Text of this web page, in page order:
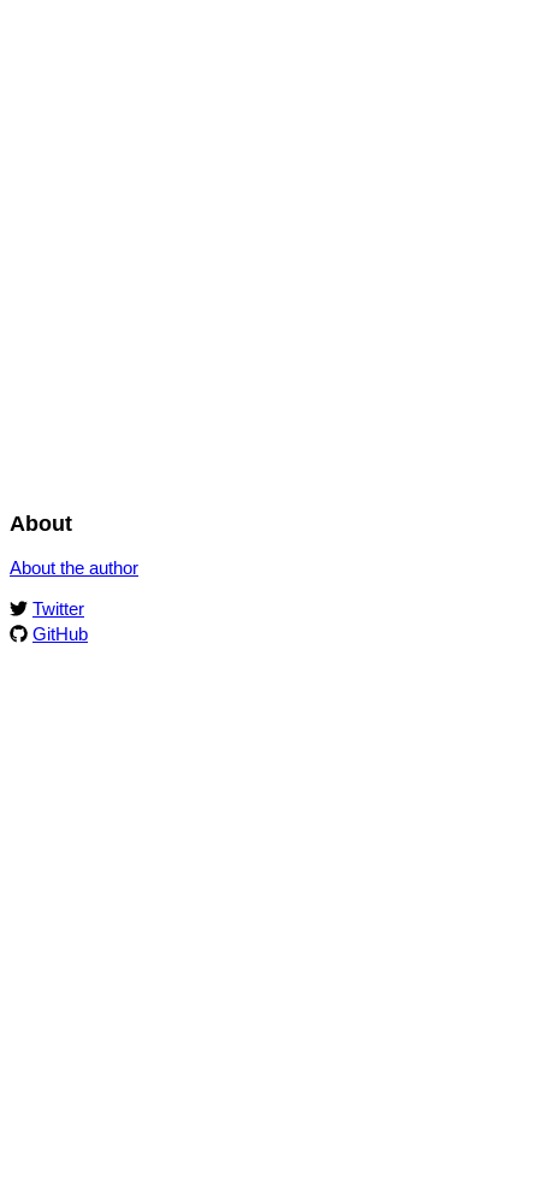
About
About the author
Twitter
GitHub